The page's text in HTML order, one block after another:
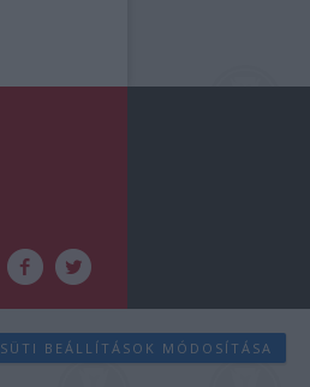
SÜTI BEÁLLÍTÁSOK MÓDOSÍTÁSA